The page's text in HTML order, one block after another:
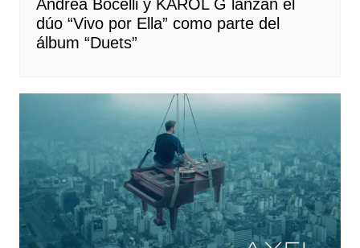
Andrea Bocelli y KAROL G lanzan el
dúo “Vivo por Ella” como parte del
álbum “Duets”